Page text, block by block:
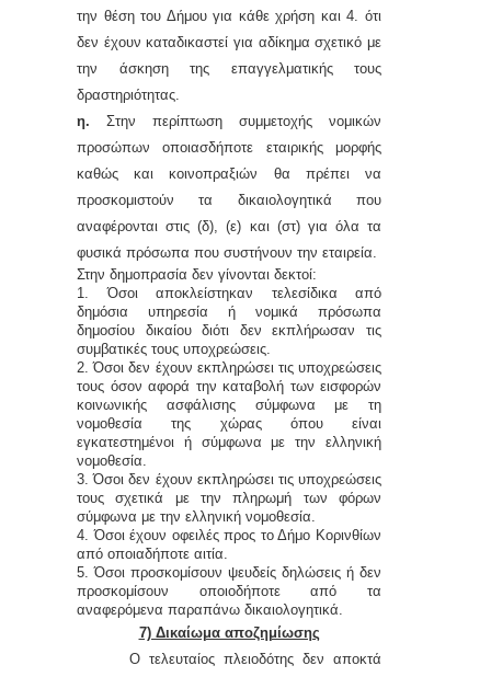
την θέση του Δήμου για κάθεχρήση και 4. ότι
δεν έχουν καταδικαστεί για αδίκημα σχετικό με
την άσκηση της επαγγελματικής τους
δραστηριότητας.
η.
Στην περίπτωση συμμετοχής νομικών
προσώπων οποιασδήποτε εταιρικής μορφής
καθώς και κοινοπραξιών θα πρέπει να
προσκομιστούν τα δικαιολογητικά που
αναφέρονται στις (δ), (ε) και (στ) για όλα τα
φυσικά πρόσωπα που συστήνουν την εταιρεία.
Στην δημοπρασία δεν γίνονται δεκτοί:
1. Όσοι αποκλείστηκαν τελεσίδικα από
δημόσια υπηρεσία ή νομικά πρόσωπα
δημοσίου δικαίου διότι δεν εκπλήρωσαν τις
συμβατικές τους υποχρεώσεις.
2. Όσοι δεν έχουν εκπληρώσει τις υποχρεώσεις
τους όσον αφορά την καταβολή των εισφορών
κοινωνικής ασφάλισης σύμφωνα με τη
νομοθεσία της χώρας όπου είναι
εγκατεστημένοι ή σύμφωνα με την ελληνική
νομοθεσία.
3. Όσοι δεν έχουν εκπληρώσει τις υποχρεώσεις
τους σχετικά με την πληρωμή των φόρων
σύμφωνα με την ελληνική νομοθεσία.
4. Όσοι έχουν οφειλές προς το Δήμο Κορινθίων
από οποιαδήποτε αιτία.
5. Όσοι προσκομίσουν ψευδείς δηλώσεις ή δεν
προσκομίσουν οποιοδήποτε από τα
αναφερόμενα παραπάνω δικαιολογητικά.
7) Δικαίωμα αποζημίωσης
Ο τελευταίος πλειοδότης δεν αποκτά